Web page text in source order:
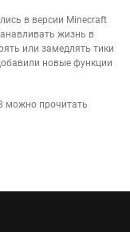
в версии Minecraft
жизнь в
или замедлять тики
новые функции
можно прочитать